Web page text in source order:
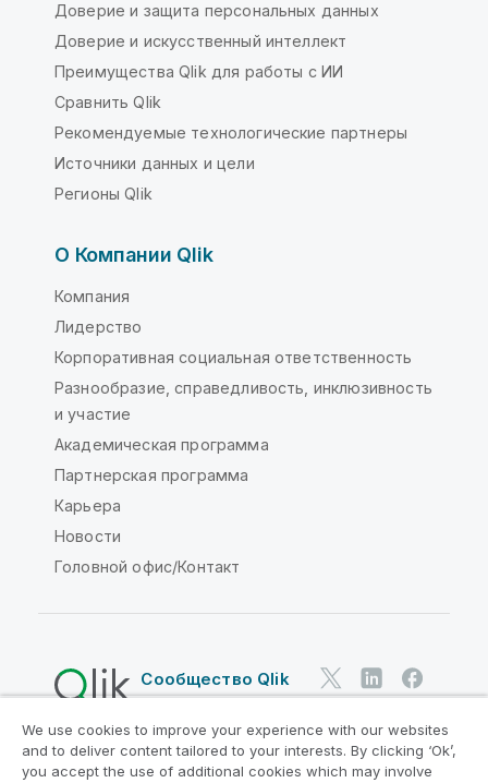
Доверие и защита персональных данных
Доверие и искусственный интеллект
Преимущества Qlik для работы с ИИ
Сравнить Qlik
Рекомендуемые технологические партнеры
Источники данных и цели
Регионы Qlik
О Компании Qlik
Компания
Лидерство
Корпоративная социальная ответственность
Разнообразие, справедливость, инклюзивность
и участие
Академическая программа
Партнерская программа
Карьера
Новости
Головной офис/Контакт
Сообщество Qlik
Юридические соглашения
Условия использования продуктов
We use cookies to improve your experience with our websites
and to deliver content tailored to your interests. By clicking ‘Ok’,
you accept the use of additional cookies which may involve